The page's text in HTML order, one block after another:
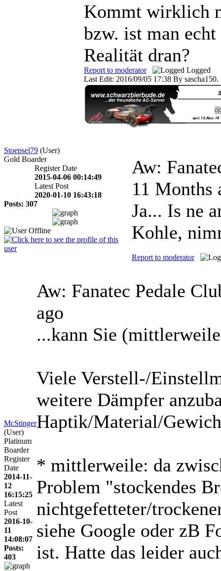
Kommt wirklich
bzw. ist man
Realität dran?
Report to moderator
Logged
Last Edit: 2016/09/05 17:38 By sascha150.
Stoepsel79 (User)
Gold Boarder
Register Date
2015-04-06 00:14:49
Latest Post
2020-01-10 16:43:18
Posts: 307
Aw:
11 Months
Ja... Is ne
Kohle,
Report to moderator
McStinger
(User)
Platinum
Boarder
Register
Date
2014-11-
12
16:15:25
Latest
Post
2016-10-
11
14:08:07
Posts:
403
Aw: Fanatec Pedale
ago
...kann Sie
Viele Verstell-/
weitere Dämpfer
Haptik/Material/
* mittlerweile: da
Problem "stockendes
nichtgefetteter/
siehe Google oder zB
ist. Hatte das leider